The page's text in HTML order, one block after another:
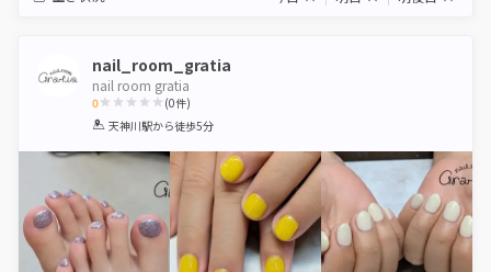
nail_room_gratia
nail room gratia
0
1 2 3 4 5
(0件)
天神川駅から徒歩5分